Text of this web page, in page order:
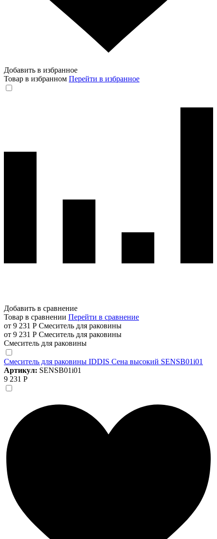
Добавить в избранное
Товар в избранном Перейти в избранное
Добавить в сравнение
Товар в сравнении Перейти в сравнение
от 9 231 Р Смеситель для раковины
от 9 231 Р Смеситель для раковины
Смеситель для раковины
Смеситель для раковины IDDIS Сена высокий SENSB01i01
Артикул: SENSB01i01
9 231 Р